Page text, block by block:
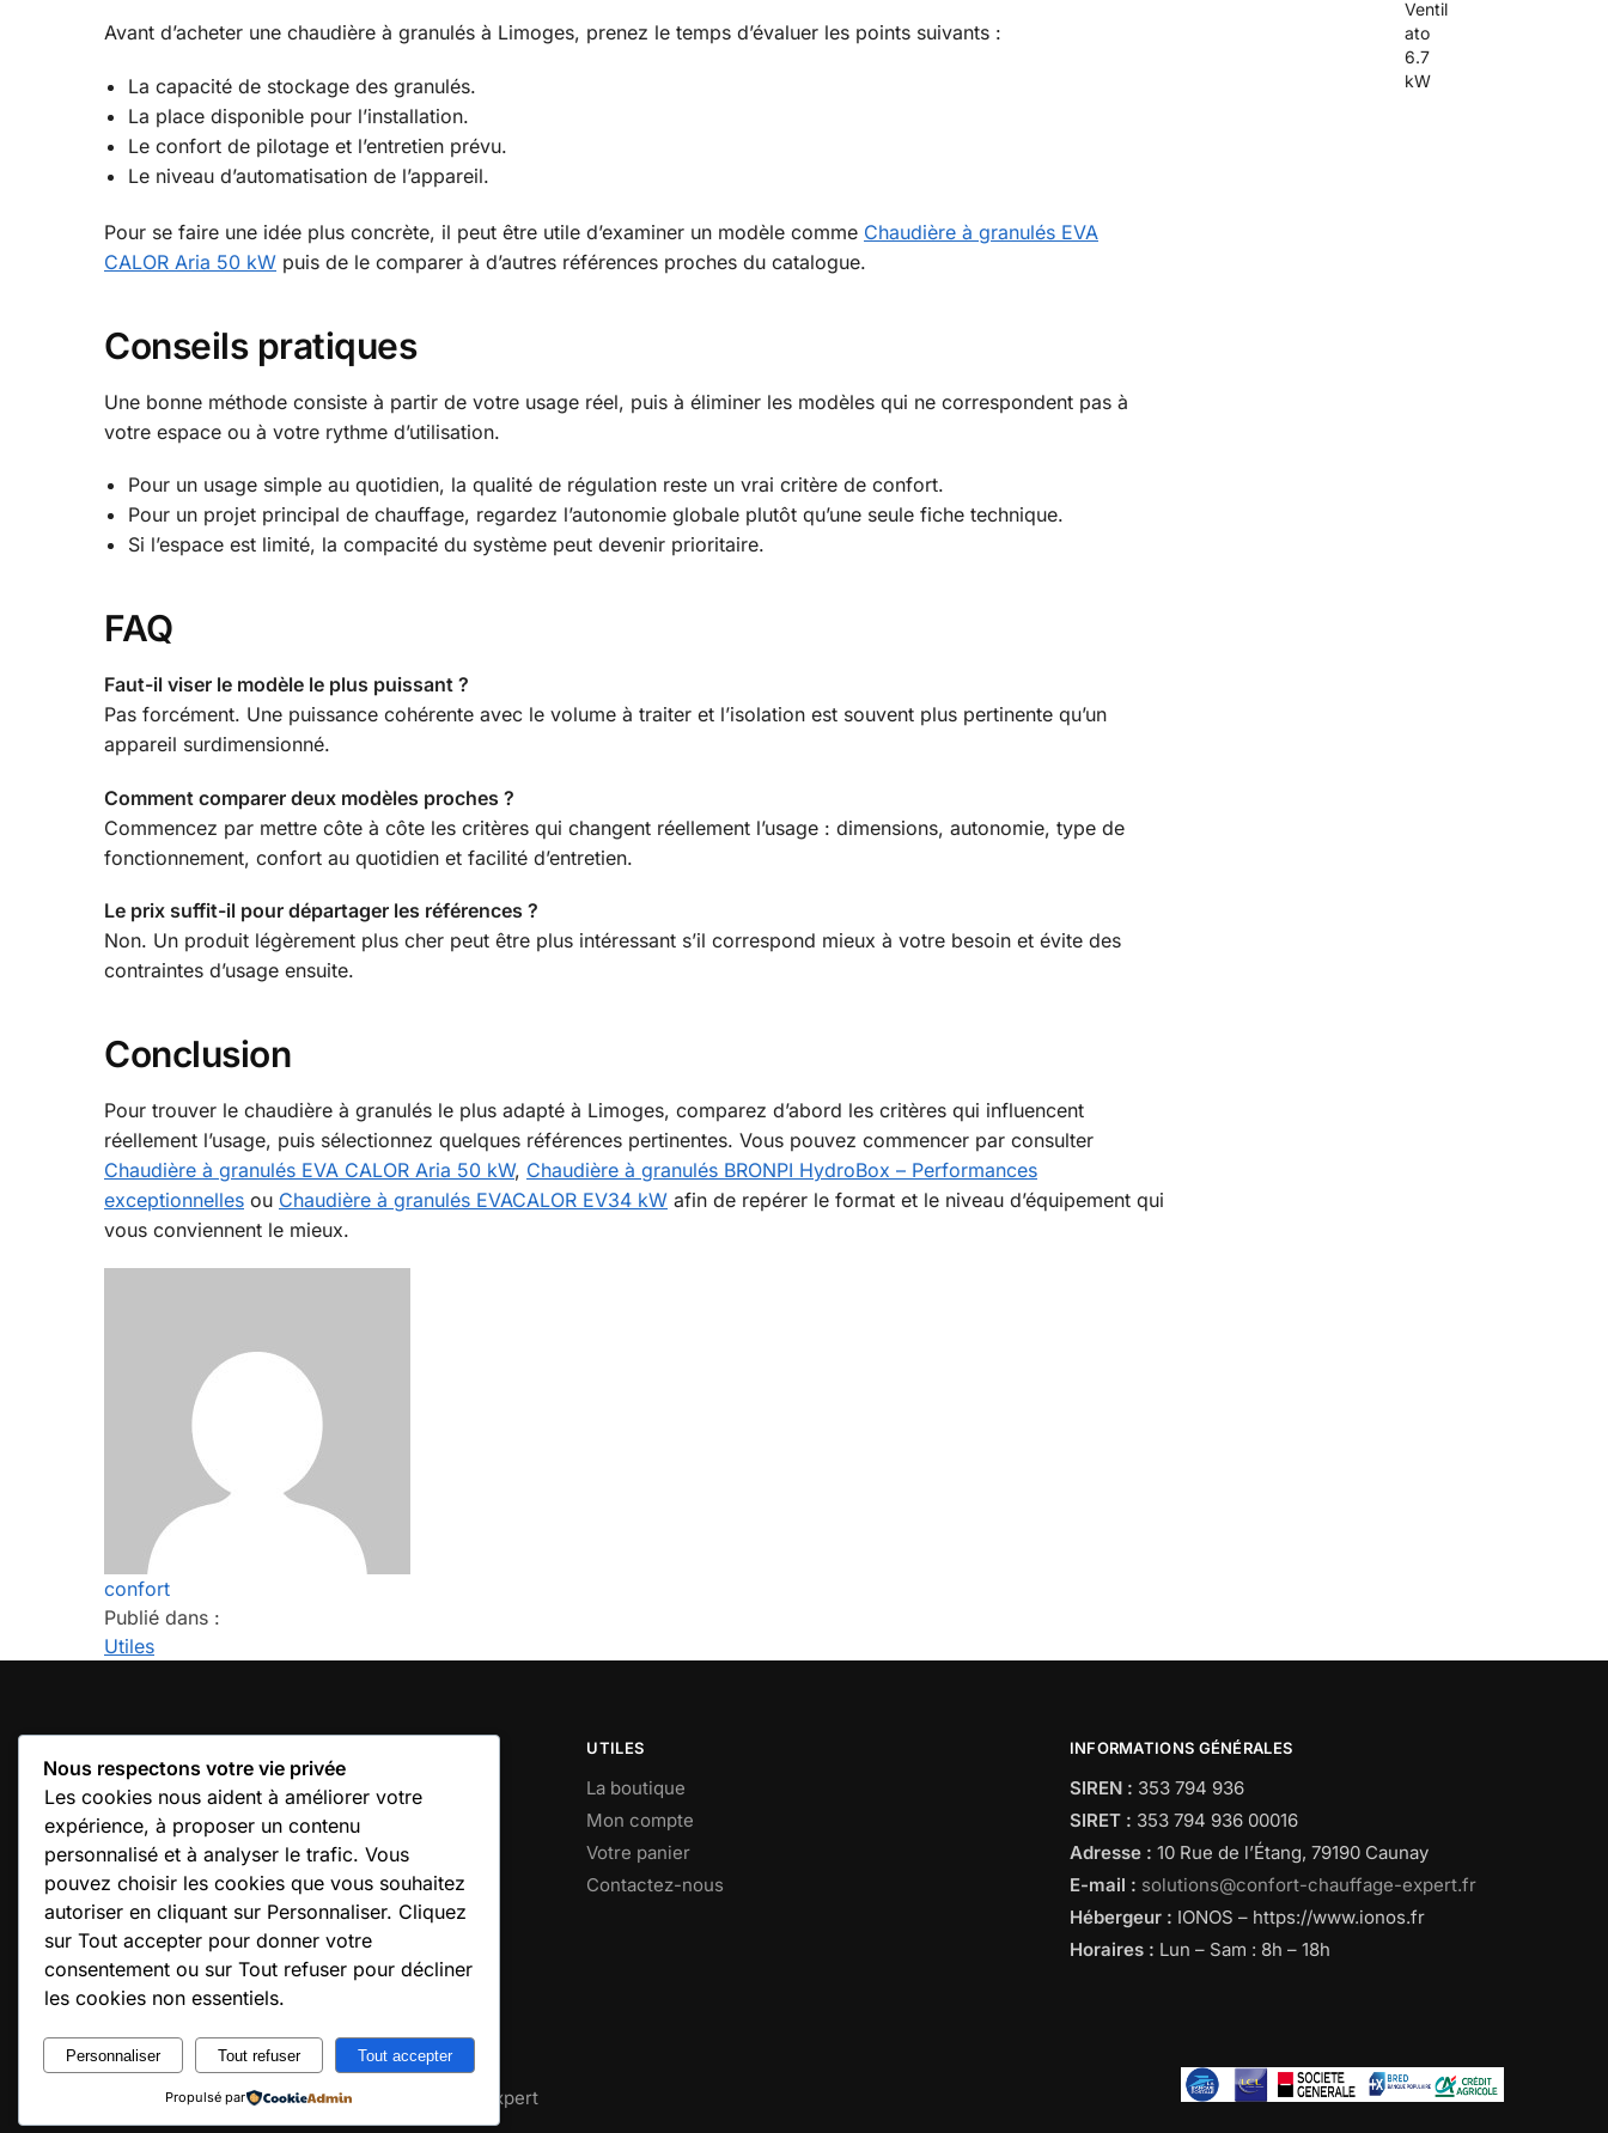
Avant d’acheter une chaudière à granulés à Limoges, prenez le temps d’évaluer les points suivants :
La capacité de stockage des granulés.
La place disponible pour l’installation.
Le confort de pilotage et l’entretien prévu.
Le niveau d’automatisation de l’appareil.
Pour se faire une idée plus concrète, il peut être utile d’examiner un modèle comme Chaudière à granulés EVA
CALOR Aria 50 kW puis de le comparer à d’autres références proches du catalogue.
Conseils pratiques
Une bonne méthode consiste à partir de votre usage réel, puis à éliminer les modèles qui ne correspondent pas à
votre espace ou à votre rythme d’utilisation.
Pour un usage simple au quotidien, la qualité de régulation reste un vrai critère de confort.
Pour un projet principal de chauffage, regardez l’autonomie globale plutôt qu’une seule fiche technique.
Si l’espace est limité, la compacité du système peut devenir prioritaire.
FAQ
Faut-il viser le modèle le plus puissant ?
Pas forcément. Une puissance cohérente avec le volume à traiter et l’isolation est souvent plus pertinente qu’un
appareil surdimensionné.
Comment comparer deux modèles proches ?
Commencez par mettre côte à côte les critères qui changent réellement l’usage : dimensions, autonomie, type de
fonctionnement, confort au quotidien et facilité d’entretien.
Le prix suffit-il pour départager les références ?
Non. Un produit légèrement plus cher peut être plus intéressant s’il correspond mieux à votre besoin et évite des
contraintes d’usage ensuite.
Conclusion
Pour trouver le chaudière à granulés le plus adapté à Limoges, comparez d’abord les critères qui influencent
réellement l’usage, puis sélectionnez quelques références pertinentes. Vous pouvez commencer par consulter
Chaudière à granulés EVA CALOR Aria 50 kW, Chaudière à granulés BRONPI HydroBox – Performances
exceptionnelles ou Chaudière à granulés EVACALOR EV34 kW afin de repérer le format et le niveau d’équipement qui
vous conviennent le mieux.
confort
Publié dans :
Utiles
Mentions légales
Conditions Générales de Vente
Politique de confidentialité
Politique de cookies UE
Politique de livraison
Conditions de retour & remboursement
Médiation & règlement des litiges
UTILES
La boutique
Mon compte
Votre panier
Contactez-nous
INFORMATIONS GÉNÉRALES
SIREN : 353 794 936
SIRET : 353 794 936 00016
Adresse : 10 Rue de l’Étang, 79190 Caunay
E-mail : solutions@confort-chauffage-expert.fr
Hébergeur : IONOS – https://www.ionos.fr
Horaires : Lun – Sam : 8h – 18h
© Confort Chauffage Expert 2020
Site conçu avec soin par Confort Chauffage Expert
Nous respectons votre vie privée
Les cookies nous aident à améliorer votre
expérience, à proposer un contenu
personnalisé et à analyser le trafic. Vous
pouvez choisir les cookies que vous souhaitez
autoriser en cliquant sur Personnaliser. Cliquez
sur Tout accepter pour donner votre
consentement ou sur Tout refuser pour décliner
les cookies non essentiels.
Personnaliser Tout refuser Tout accepter
Propulsé par